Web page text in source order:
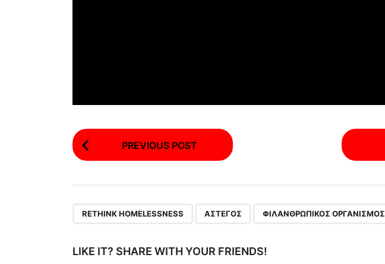
P
o
P
g
PREVIOUS POST
RETHINK HOMELESSNESS ΆΣΤΕΓΟΣ ΦΙΛΑΝΘΡΩΠΙΚΌΣ ΟΡΓΑΝΙΣΜΌΣ
LIKE IT? SHARE WITH YOUR FRIENDS!